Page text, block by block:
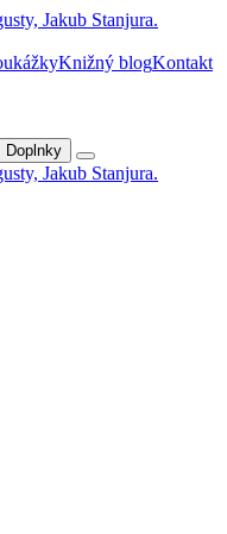
Knižný blogKontakt
Doplnky